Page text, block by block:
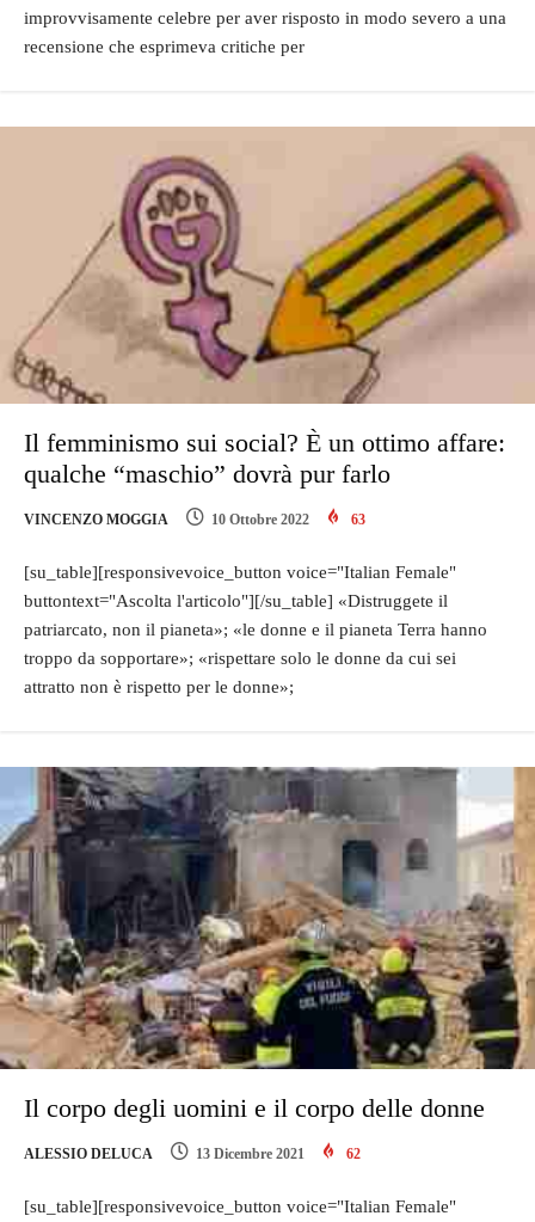
improvvisamente celebre per aver risposto in modo severo a una
recensione che esprimeva critiche per
Il femminismo sui social? È un ottimo affare:
qualche “maschio” dovrà pur farlo
VINCENZO MOGGIA 10 Ottobre 2022 63
[su_table][responsivevoice_button voice="Italian Female"
buttontext="Ascolta l'articolo"][/su_table] «Distruggete il
patriarcato, non il pianeta»; «le donne e il pianeta Terra hanno
troppo da sopportare»; «rispettare solo le donne da cui sei
attratto non è rispetto per le donne»;
Il corpo degli uomini e il corpo delle donne
ALESSIO DELUCA 13 Dicembre 2021 62
[su_table][responsivevoice_button voice="Italian Female"